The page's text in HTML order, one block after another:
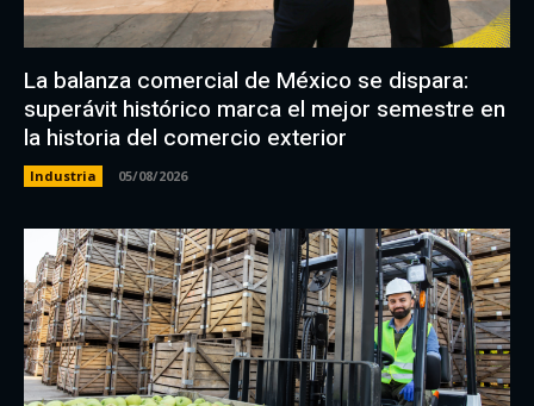
La balanza comercial de México se dispara:
superávit histórico marca el mejor semestre en
la historia del comercio exterior
Industria 05/08/2026